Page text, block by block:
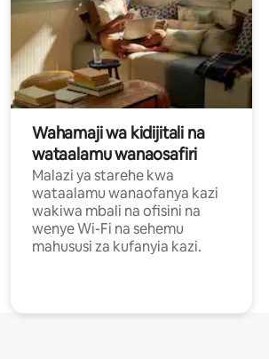
Wahamaji wa kidijitali na
wataalamu wanaosafiri
Malazi ya starehe kwa
wataalamu wanaofanya kazi
wakiwa mbali na ofisini na
wenye Wi-Fi na sehemu
mahususi za kufanyia kazi.